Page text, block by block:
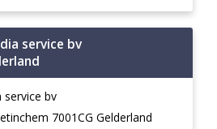
service bv
service bv
7001CG Gelderland